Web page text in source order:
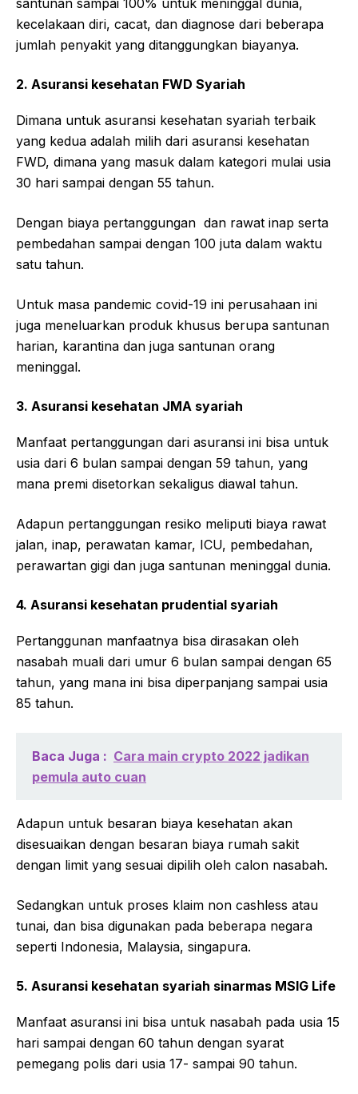
kecelakaan diri, cacat, dan diagnose dari beberapa
jumlah penyakit yang ditanggungkan biayanya.
2. Asuransi kesehatan FWD Syariah
Dimana untuk asuransi kesehatan syariah terbaik
yang kedua adalah milih dari asuransi kesehatan
FWD, dimana yang masuk dalam kategori mulai usia
30 hari sampai dengan 55 tahun.
Dengan biaya pertanggungan dan rawat inap serta
pembedahan sampai dengan 100 juta dalam waktu
satu tahun.
Untuk masa pandemic covid-19 ini perusahaan ini
juga meneluarkan produk khusus berupa santunan
harian, karantina dan juga santunan orang
meninggal.
3. Asuransi kesehatan JMA syariah
Manfaat pertanggungan dari asuransi ini bisa untuk
usia dari 6 bulan sampai dengan 59 tahun, yang
mana premi disetorkan sekaligus diawal tahun.
Adapun pertanggungan resiko meliputi biaya rawat
jalan, inap, perawatan kamar, ICU, pembedahan,
perawartan gigi dan juga santunan meninggal dunia.
4. Asuransi kesehatan prudential syariah
Pertanggunan manfaatnya bisa dirasakan oleh
nasabah muali dari umur 6 bulan sampai dengan 65
tahun, yang mana ini bisa diperpanjang sampai usia
85 tahun.
Baca Juga : Cara main crypto 2022 jadikan
pemula auto cuan
Adapun untuk besaran biaya kesehatan akan
disesuaikan dengan besaran biaya rumah sakit
dengan limit yang sesuai dipilih oleh calon nasabah.
Sedangkan untuk proses klaim non cashless atau
tunai, dan bisa digunakan pada beberapa negara
seperti Indonesia, Malaysia, singapura.
5. Asuransi kesehatan syariah sinarmas MSIG Life
Manfaat asuransi ini bisa untuk nasabah pada usia 15
hari sampai dengan 60 tahun dengan syarat
pemegang polis dari usia 17- sampai 90 tahun.